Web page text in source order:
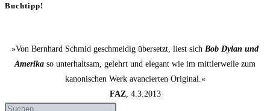
Buchtipp!
»Von Bernhard Schmid geschmeidig übersetzt, liest sich Bob Dylan und
Amerika so unterhaltsam, gelehrt und elegant wie im mittlerweile zum
kanonischen Werk avancierten Original.«
FAZ, 4.3.2013